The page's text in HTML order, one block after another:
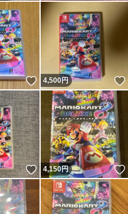
いいね！
4,500円
いいね！
4,150円